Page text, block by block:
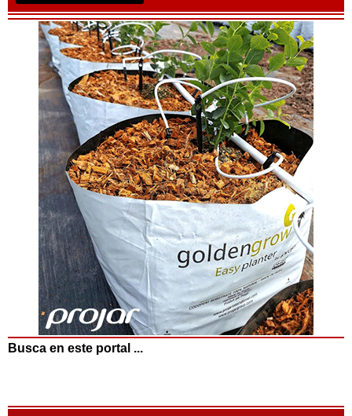
Busca en este portal ...